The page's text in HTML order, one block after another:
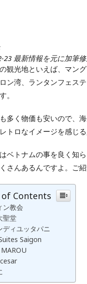
23 最新情報を元に加筆
観光地といえば、マン
ン湾、ランタンフェス
。
多く物価も安いので、
トロなイメージを感じ
ベトナムの事を良く知
さんあるんですよ。ご
of Contents
ン教会
聖堂
ディユッタパニ
Saigon